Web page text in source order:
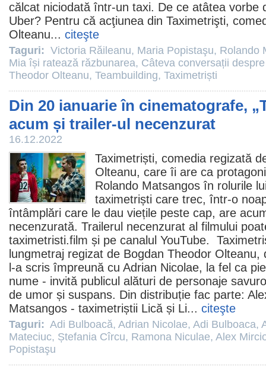
călcat niciodată într-un taxi. De ce atâtea vorbe
Uber? Pentru că acţiunea din Taximetrişti,
Olteanu... citeşte
Taguri: Victoria Răileanu, Maria Popistaşu, Rolando
Mia își ratează răzbunarea, Câteva conversații
Theodor Olteanu, Teambuilding, Taximetriști
Din 20 ianuarie în cinematografe,
acum și trailer-ul necenzurat
16.12.2022
Taximetriști, comedia regizată
Olteanu, care îi are ca
Rolando Matsangos în rolurile
taximetriști care trec, într-o
întâmplări care le dau viețile peste cap, are
necenzurată. Trailerul necenzurat al filmului
taximetristi.film și pe canalul YouTube.
lungmetraj regizat de Bogdan Theodor
l-a scris împreună cu Adrian Nicolae, la fel ca
nume - invită publicul alături de personaje
de umor și suspans. Din distribuție fac parte:
Matsangos - taximetriștii Lică și Li... citeşte
Taguri: Adi Bulboacă, Adrian Nicolae, Adi Bulboaca,
Mateciuc, Ștefania Cîrcu, Ramona Niculae, Alex
Popistaşu